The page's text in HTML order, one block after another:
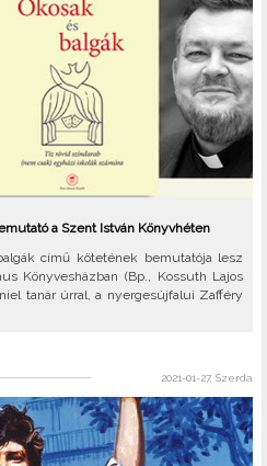
a Szent István Könyvhéten
című kötetének bemutatója lesz
Könyvesházban (Bp., Kossuth Lajos
tanár úrral, a nyergesújfalui Zafféry
2021-01-27, Szerda